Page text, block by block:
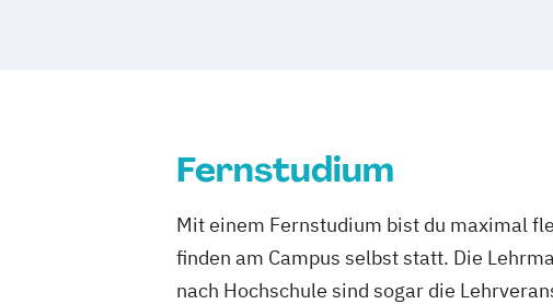
Fernstudium
Mit einem Fernstudium bist du maximal
finden am Campus selbst statt. Die
nach Hochschule sind sogar die